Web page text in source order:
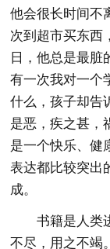
他会很长时间不
次到超市买东西
日，他总是最
有一次我对一个
什么，孩子却告
是恶，疾之甚，
是一个快乐、健
表达都比较突出
成。
书籍是人类
不尽，用之不竭